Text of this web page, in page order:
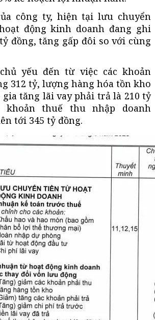
công ty, hiện tại lưu chuyển
động kinh doanh đang ghi
đồng, tăng gấp đôi so với cùng
yếu đến từ việc các khoản
312 tỷ, lượng hàng hóa tồn kho
tăng lãi vay phải trả là 210 tỷ
khoản thuế thu nhập doanh
tới 345 tỷ đồng.